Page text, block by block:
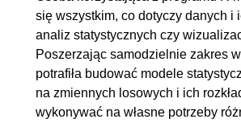
się wszystkim, co dotyczy danych i
analiz statystycznych czy
Poszerzając samodzielnie zakres
potrafiła budować modele
na zmiennych losowych i ich
wykonywać na własne potrzeby